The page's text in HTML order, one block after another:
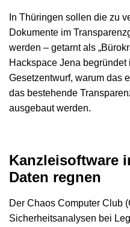
In Thüringen sollen die zu
Dokumente im
werden – getarnt als
Hackspace Jena
Gesetzentwurf, warum das
das bestehende
ausgebaut werden.
Kanzleisoftware
Daten regnen
Der Chaos Computer Club
Sicherheitsanalysen bei